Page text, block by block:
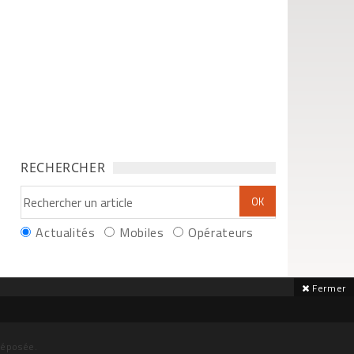
RECHERCHER
Actualités Mobiles Opérateurs
Fermer